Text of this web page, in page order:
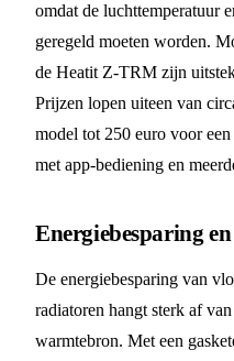
omdat de luchttemperatuur
geregeld moeten worden.
de Heatit Z-TRM zijn
Prijzen lopen uiteen van
model tot 250 euro voor
met app-bediening en
Energiebesparing
De energiebesparing van
radiatoren hangt sterk af
warmtebron. Met een